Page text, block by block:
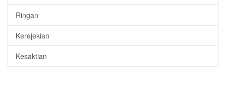
Ringan
Kerejekian
Kesaktian